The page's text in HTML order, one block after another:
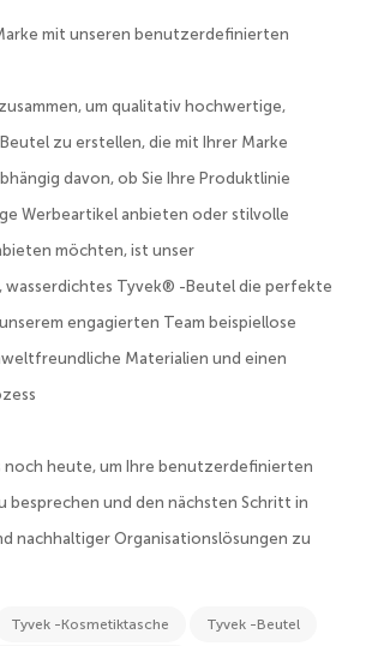
mit unseren benutzerdefinierten
um qualitativ hochwertige,
zu erstellen, die mit Ihrer Marke
davon, ob Sie Ihre Produktlinie
Werbeartikel anbieten oder stilvolle
möchten, ist unser
Tyvek® -Beutel die perfekte
engagierten Team beispiellose
Materialien und einen
noch heute, um Ihre benutzerdefinierten
besprechen und den nächsten Schritt in
nachhaltiger Organisationslösungen zu
Tyvek -Kosmetiktasche Tyvek -Beutel